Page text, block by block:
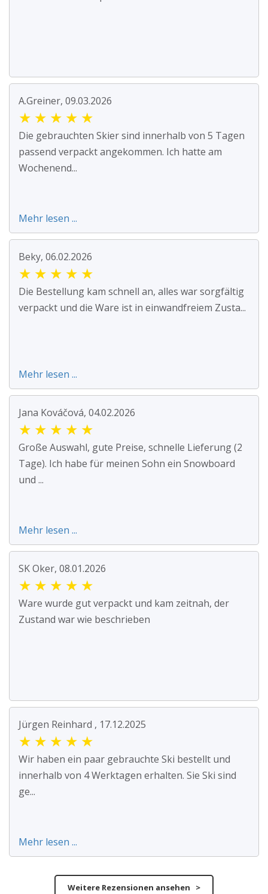
A.Greiner, 09.03.2026
★ ★ ★ ★ ★
Die gebrauchten Skier sind innerhalb von 5 Tagen
passend verpackt angekommen. Ich hatte am
Wochenend...
Mehr lesen ...
Beky, 06.02.2026
★ ★ ★ ★ ★
Die Bestellung kam schnell an, alles war sorgfältig
verpackt und die Ware ist in einwandfreiem Zusta...
Mehr lesen ...
Jana Kováčová, 04.02.2026
★ ★ ★ ★ ★
Große Auswahl, gute Preise, schnelle Lieferung (2
Tage). Ich habe für meinen Sohn ein Snowboard
und ...
Mehr lesen ...
SK Oker, 08.01.2026
★ ★ ★ ★ ★
Ware wurde gut verpackt und kam zeitnah, der
Zustand war wie beschrieben
Jürgen Reinhard , 17.12.2025
★ ★ ★ ★ ★
Wir haben ein paar gebrauchte Ski bestellt und
innerhalb von 4 Werktagen erhalten. Sie Ski sind
ge...
Mehr lesen ...
Weitere Rezensionen ansehen >